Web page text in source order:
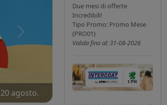
agosto.
Successivo
Due mesi di offerte
Incredibili!
Tipo Promo: Promo Mese
(PRO01)
Valida fino al: 31-08-2026